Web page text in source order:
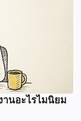
นอะไรไมนิยม